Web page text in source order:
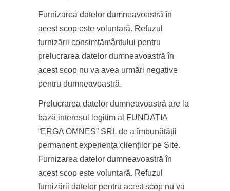
Furnizarea datelor dumneavoastră în
acest scop este voluntară. Refuzul
furnizării consimțământului pentru
prelucrarea datelor dumneavoastră în
acest scop nu va avea urmări negative
pentru dumneavoastră.
Prelucrarea datelor dumneavoastră are la
bază interesul legitim al FUNDATIA
“ERGA OMNES” SRL de a îmbunătății
permanent experiența clienților pe Site.
Furnizarea datelor dumneavoastră în
acest scop este voluntară. Refuzul
furnizării datelor pentru acest scop nu va